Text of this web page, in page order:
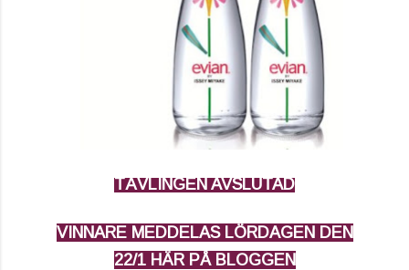
TÄVLINGEN AVSLUTAD
VINNARE MEDDELAS LÖRDAGEN DEN
22/1 HÄR PÅ BLOGGEN